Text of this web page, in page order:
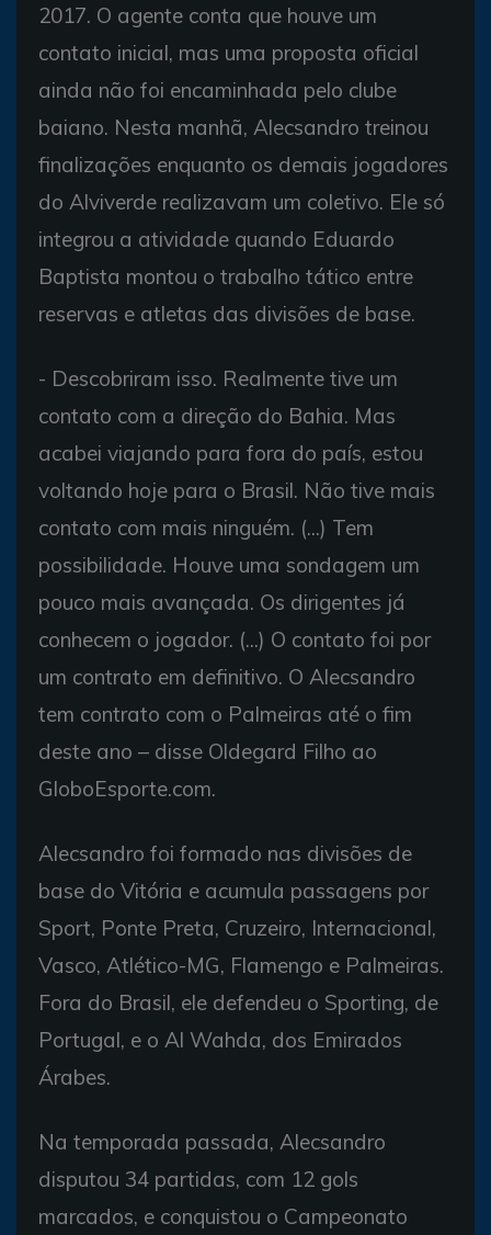
2017. O agente conta que houve um
contato inicial, mas uma proposta oficial
ainda não foi encaminhada pelo clube
baiano. Nesta manhã, Alecsandro treinou
finalizações enquanto os demais jogadores
do Alviverde realizavam um coletivo. Ele só
integrou a atividade quando Eduardo
Baptista montou o trabalho tático entre
reservas e atletas das divisões de base.
- Descobriram isso. Realmente tive um
contato com a direção do Bahia. Mas
acabei viajando para fora do país, estou
voltando hoje para o Brasil. Não tive mais
contato com mais ninguém. (...) Tem
possibilidade. Houve uma sondagem um
pouco mais avançada. Os dirigentes já
conhecem o jogador. (...) O contato foi por
um contrato em definitivo. O Alecsandro
tem contrato com o Palmeiras até o fim
deste ano – disse Oldegard Filho ao
GloboEsporte.com.
Alecsandro foi formado nas divisões de
base do Vitória e acumula passagens por
Sport, Ponte Preta, Cruzeiro, Internacional,
Vasco, Atlético-MG, Flamengo e Palmeiras.
Fora do Brasil, ele defendeu o Sporting, de
Portugal, e o Al Wahda, dos Emirados
Árabes.
Na temporada passada, Alecsandro
disputou 34 partidas, com 12 gols
marcados, e conquistou o Campeonato